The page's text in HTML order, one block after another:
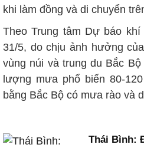
khi làm đồng và di chuyển
Theo Trung tâm Dự báo
31/5, do chịu ảnh hưởng
vùng núi và trung du Bắc
lượng mưa phổ biến 80-
bằng Bắc Bộ có mưa rào và
Thái Bình: